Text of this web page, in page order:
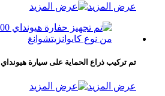
عرض المزيد
تم تركيب ذراع الحماية على سيارة هيونداي 1200
عرض المزيد